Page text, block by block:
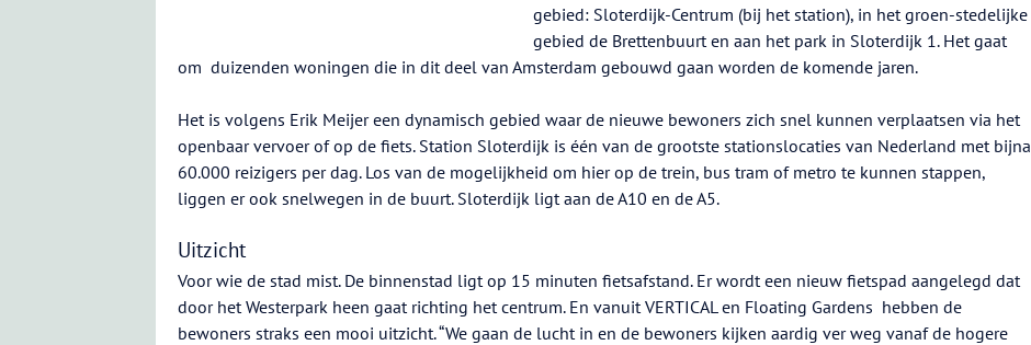
gebied: Sloterdijk-Centrum (bij het station), in het groen-stedelijke
gebied de Brettenbuurt en aan het park in Sloterdijk 1. Het gaat
om duizenden woningen die in dit deel van Amsterdam gebouwd gaan worden de komende jaren.
Het is volgens Erik Meijer een dynamisch gebied waar de nieuwe bewoners zich snel kunnen verplaatsen via het
openbaar vervoer of op de fiets. Station Sloterdijk is één van de grootste stationslocaties van Nederland met bijna
60.000 reizigers per dag. Los van de mogelijkheid om hier op de trein, bus tram of metro te kunnen stappen,
liggen er ook snelwegen in de buurt. Sloterdijk ligt aan de A10 en de A5.
Uitzicht
Voor wie de stad mist. De binnenstad ligt op 15 minuten fietsafstand. Er wordt een nieuw fietspad aangelegd dat
door het Westerpark heen gaat richting het centrum. En vanuit VERTICAL en Floating Gardens hebben de
bewoners straks een mooi uitzicht. “We gaan de lucht in en de bewoners kijken aardig ver weg vanaf de hogere